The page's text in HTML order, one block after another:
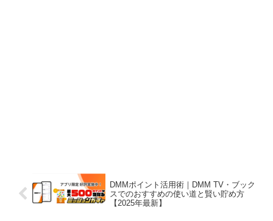
DMMポイント活用術｜DMM TV・ブック
スでのおすすめの使い道と賢い貯め方
【2025年最新】